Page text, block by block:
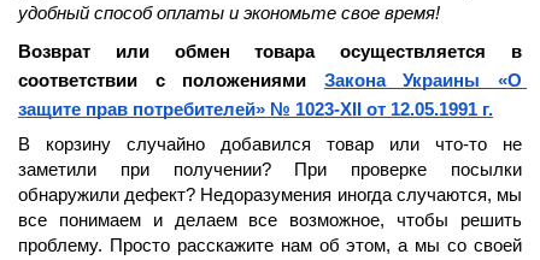
удобный способ оплаты и экономьте свое время!
Возврат или обмен товара осуществляется в
соответствии с положениями Закона Украины «О
защите прав потребителей» № 1023-XII от 12.05.1991 г.
В корзину случайно добавился товар или что-то не
заметили при получении? При проверке посылки
обнаружили дефект? Недоразумения иногда случаются, мы
все понимаем и делаем все возможное, чтобы решить
проблему. Просто расскажите нам об этом, а мы со своей